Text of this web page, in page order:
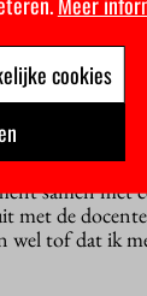
ik maar één
December
gebeurt, met
geldt voor
met CoBra
samen met
met de
wel tof dat ik
cookies